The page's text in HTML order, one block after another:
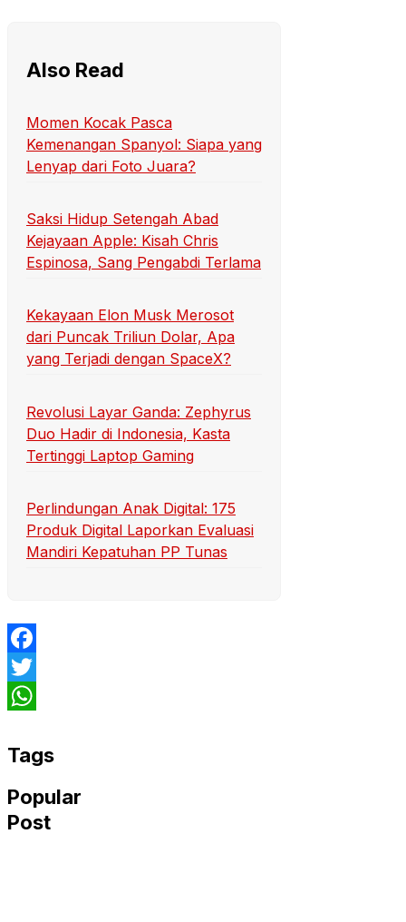
Also Read
Momen Kocak Pasca
Kemenangan Spanyol: Siapa yang
Lenyap dari Foto Juara?
Saksi Hidup Setengah Abad
Kejayaan Apple: Kisah Chris
Espinosa, Sang Pengabdi Terlama
Kekayaan Elon Musk Merosot
dari Puncak Triliun Dolar, Apa
yang Terjadi dengan SpaceX?
Revolusi Layar Ganda: Zephyrus
Duo Hadir di Indonesia, Kasta
Tertinggi Laptop Gaming
Perlindungan Anak Digital: 175
Produk Digital Laporkan Evaluasi
Mandiri Kepatuhan PP Tunas
Facebook
Twitter
Tags
Popular
Post